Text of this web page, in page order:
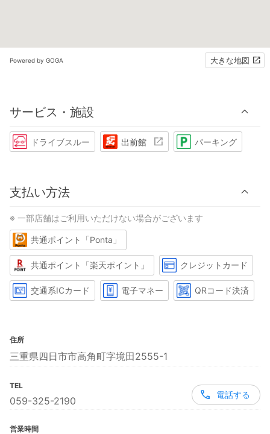
Powered by GOGA 大きな地図
サービス・施設
ドライブスルー 出前館 パーキング
支払い方法
※ 一部店舗はご利用いただけない場合がございます
共通ポイント「Ponta」
共通ポイント「楽天ポイント」 クレジットカード
交通系ICカード 電子マネー QRコード決済
住所
三重県四日市市高角町字境田2555-1
TEL
059-325-2190
電話する
営業時間